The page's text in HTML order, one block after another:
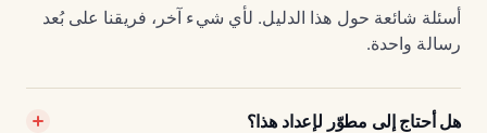
أسئلة شائعة حول هذا الدليل. لأي شيء آخر، فريقنا على بُعد
رسالة واحدة.
هل أحتاج إلى مطوّر لإعداد هذا؟